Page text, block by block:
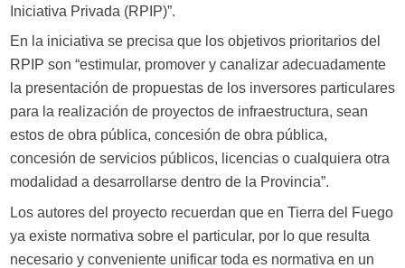
Iniciativa Privada (RPIP)”.
En la iniciativa se precisa que los objetivos prioritarios del
RPIP son “estimular, promover y canalizar adecuadamente
la presentación de propuestas de los inversores particulares
para la realización de proyectos de infraestructura, sean
estos de obra pública, concesión de obra pública,
concesión de servicios públicos, licencias o cualquiera otra
modalidad a desarrollarse dentro de la Provincia”.
Los autores del proyecto recuerdan que en Tierra del Fuego
ya existe normativa sobre el particular, por lo que resulta
necesario y conveniente unificar toda es normativa en un